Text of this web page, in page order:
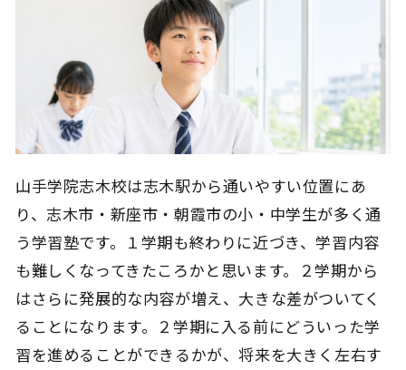
山手学院志木校は志木駅から通いやすい位置にあ
り、志木市・新座市・朝霞市の小・中学生が多く通
う学習塾です。１学期も終わりに近づき、学習内容
も難しくなってきたころかと思います。２学期から
はさらに発展的な内容が増え、大きな差がついてく
ることになります。２学期に入る前にどういった学
習を進めることができるかが、将来を大きく左右す